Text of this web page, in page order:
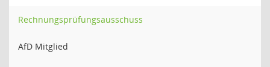
Rechnungsprüfungsausschuss
AfD Mitglied